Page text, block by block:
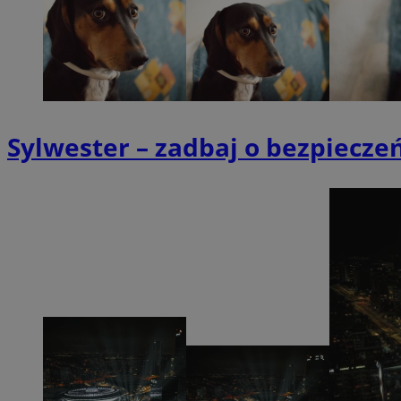
Sylwester – zadbaj o
SessID
QeSessID
INGRESSCOOKIE